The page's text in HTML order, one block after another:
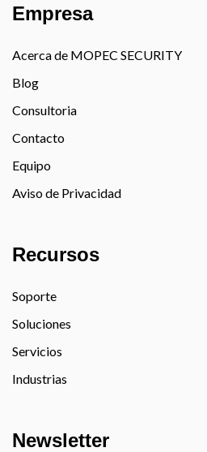
Empresa
Acerca de MOPEC SECURITY
Blog
Consultoria
Contacto
Equipo
Aviso de Privacidad
Recursos
Soporte
Soluciones
Servicios
Industrias
Newsletter